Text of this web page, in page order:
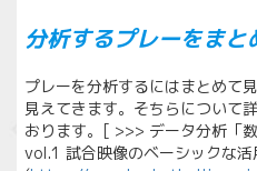
分析するプレーをまと
プレーを分析するにはまとめて
見えてきます。そちらについて
おります。[ >>> データ分析「
vol.1 試合映像のベーシックな活